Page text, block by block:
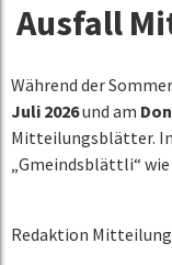
Ausfall
Während der
Juli 2026und am
Mitteilungsblätter. In
„Gmeindsblättli“
Redaktion